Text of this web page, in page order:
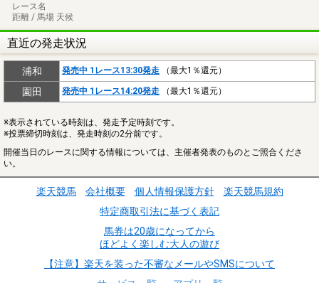
レース名
距離 / 馬場 天候
直近の発走状況
浦和 発売中 1レース13:30発走 （最大1％還元）
園田 発売中 1レース14:20発走 （最大1％還元）
※表示されている時刻は、発走予定時刻です。
※投票締切時刻は、発走時刻の2分前です。
開催当日のレースに関する情報については、主催者発表のものとご照合くださ
い。
楽天競馬 会社概要 個人情報保護方針
楽天競馬規約
特定商取引法に基づく表記
馬券は20歳になってから
ほどよく楽しむ大人の遊び
【注意】楽天を装った不審なメールやSMSについて